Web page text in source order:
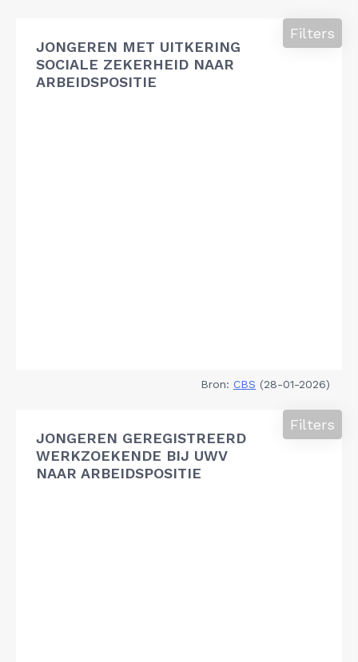
JONGEREN MET UITKERING
SOCIALE ZEKERHEID NAAR
ARBEIDSPOSITIE
Filters
Bron: CBS (28-01-2026)
JONGEREN GEREGISTREERD
WERKZOEKENDE BIJ UWV
NAAR ARBEIDSPOSITIE
Filters